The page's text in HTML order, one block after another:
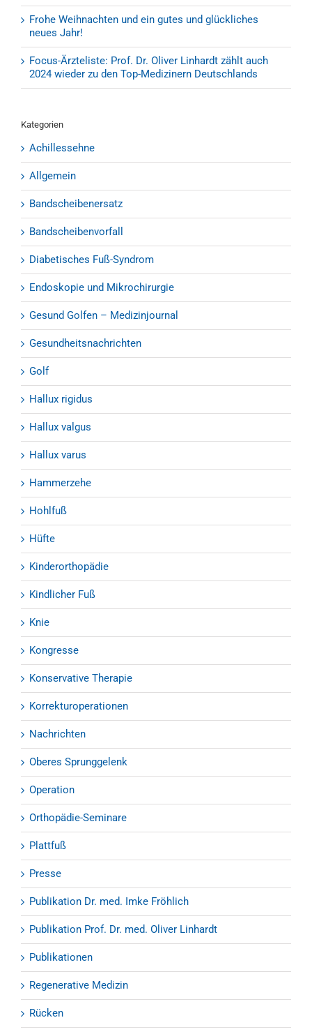
Frohe Weihnachten und ein gutes und glückliches
neues Jahr!
Focus-Ärzteliste: Prof. Dr. Oliver Linhardt zählt auch
2024 wieder zu den Top-Medizinern Deutschlands
Kategorien
Achillessehne
Allgemein
Bandscheibenersatz
Bandscheibenvorfall
Diabetisches Fuß-Syndrom
Endoskopie und Mikrochirurgie
Gesund Golfen – Medizinjournal
Gesundheitsnachrichten
Golf
Hallux rigidus
Hallux valgus
Hallux varus
Hammerzehe
Hohlfuß
Hüfte
Kinderorthopädie
Kindlicher Fuß
Knie
Kongresse
Konservative Therapie
Korrekturoperationen
Nachrichten
Oberes Sprunggelenk
Operation
Orthopädie-Seminare
Plattfuß
Presse
Publikation Dr. med. Imke Fröhlich
Publikation Prof. Dr. med. Oliver Linhardt
Publikationen
Regenerative Medizin
Rücken